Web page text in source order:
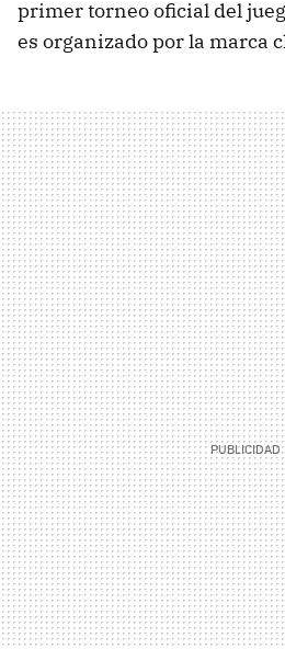
primer torneo oficial del
es organizado por la marca